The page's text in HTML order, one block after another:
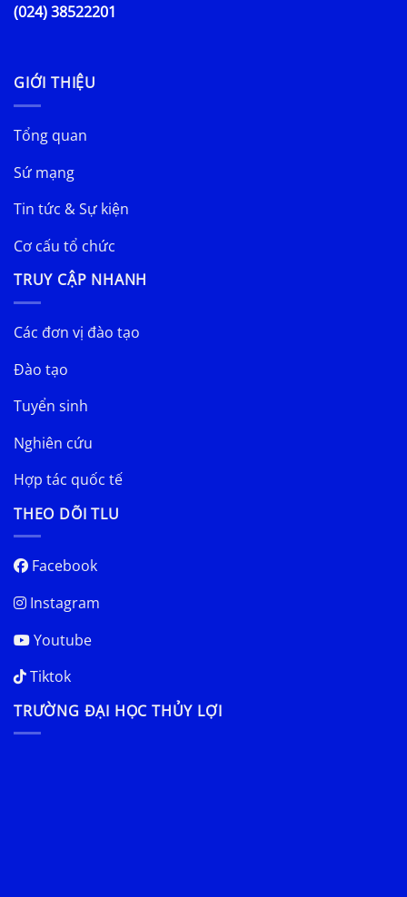
(024) 38522201
GIỚI THIỆU
Tổng quan
Sứ mạng
Tin tức & Sự kiện
Cơ cấu tổ chức
TRUY CẬP NHANH
Các đơn vị đào tạo
Đào tạo
Tuyển sinh
Nghiên cứu
Hợp tác quốc tế
THEO DÕI TLU
Facebook
Instagram
Youtube
Tiktok
TRƯỜNG ĐẠI HỌC THỦY LỢI